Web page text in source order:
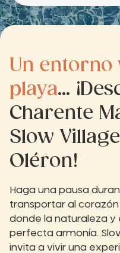
Un entorno
playa...
Charente
Slow
Oléron!
Haga una pausa
transportar al
donde la naturaleza y
perfecta armonía.
invita a vivir una